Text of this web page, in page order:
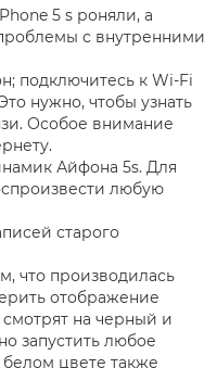
5 s роняли, а
с внутренними
подключитесь к Wi-Fi
нужно, чтобы узнать
Особое внимание
Айфона 5s. Для
любую
старого
что производилась
отображение
на черный и
запустить любое
цвете также